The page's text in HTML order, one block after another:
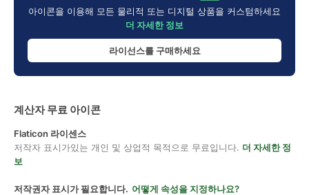
아이콘을 이용해 모든 물리적 또는 디지털 상품을 커스텀하세요
더 자세한 정보
라이선스를 구매하세요
계산자 무료 아이콘
Flaticon 라이센스
저작자 표시가있는 개인 및 상업적 목적으로 무료입니다. 더 자세한 정
보
저작권자 표시가 필요합니다. 어떻게 속성을 지정하나요?